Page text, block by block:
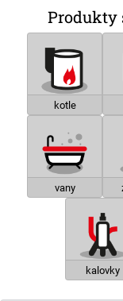
Produkty
kotle
vany
kalovky